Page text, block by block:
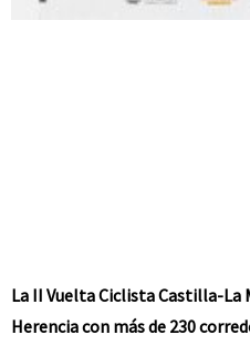
La II Vuelta Ciclista Castilla-La
Herencia con más de 230